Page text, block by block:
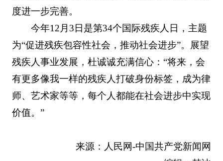
度进一步完善。
今年12月3日是第34个国际残疾人日，主题
为“促进残疾包容性社会，推动社会进步”。展望
残疾人事业发展，杜诚诚充满信心：“将来，会
有更多像我一样的残疾人打破身份标签，成为律
师、艺术家等等，每个人都能在社会进步中实现
价值。”
来源：人民网-中国共产党新闻网